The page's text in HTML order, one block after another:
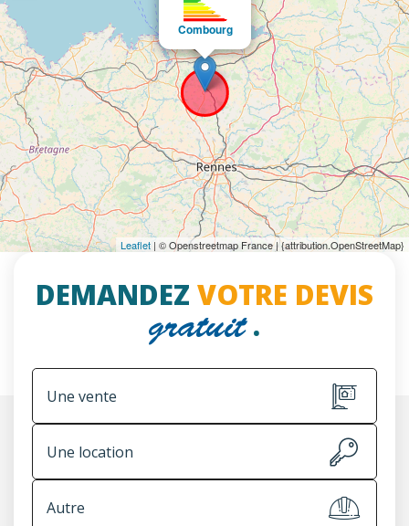
Combourg
Leaflet | © Openstreetmap France | {attribution.OpenStreetMap}
DEMANDEZ VOTRE DEVIS
gratuit.
Une vente
Une location
Autre